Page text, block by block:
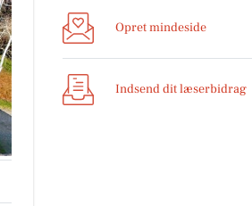
Opret mindeside
Indsend dit læserbidrag